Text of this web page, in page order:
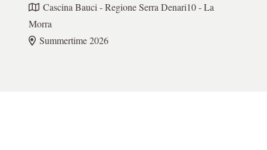
Cascina Bauci - Regione Serra Denari10 - La
Morra
Summertime 2026